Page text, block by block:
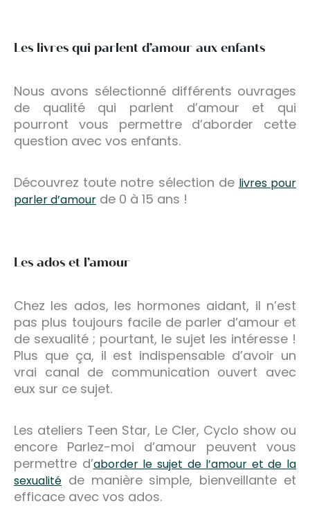
Les livres qui parlent d’amour aux enfants
Nous avons sélectionné différents ouvrages
de qualité qui parlent d’amour et qui
pourront vous permettre d’aborder cette
question avec vos enfants.
Découvrez toute notre sélection de livres pour
parler d’amour de 0 à 15 ans !
Les ados et l’amour
Chez les ados, les hormones aidant, il n’est
pas plus toujours facile de parler d’amour et
de sexualité ; pourtant, le sujet les intéresse !
Plus que ça, il est indispensable d’avoir un
vrai canal de communication ouvert avec
eux sur ce sujet.
Les ateliers Teen Star, Le Cler, Cyclo show ou
encore Parlez-moi d’amour peuvent vous
permettre d’aborder le sujet de l’amour et de la
sexualité de manière simple, bienveillante et
efficace avec vos ados.